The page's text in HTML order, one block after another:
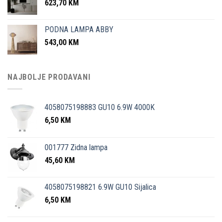
623,70 KM
PODNA LAMPA ABBY
543,00 KM
NAJBOLJE PRODAVANI
4058075198883 GU10 6.9W 4000K
6,50 KM
001777 Zidna lampa
45,60 KM
4058075198821 6.9W GU10 Sijalica
6,50 KM